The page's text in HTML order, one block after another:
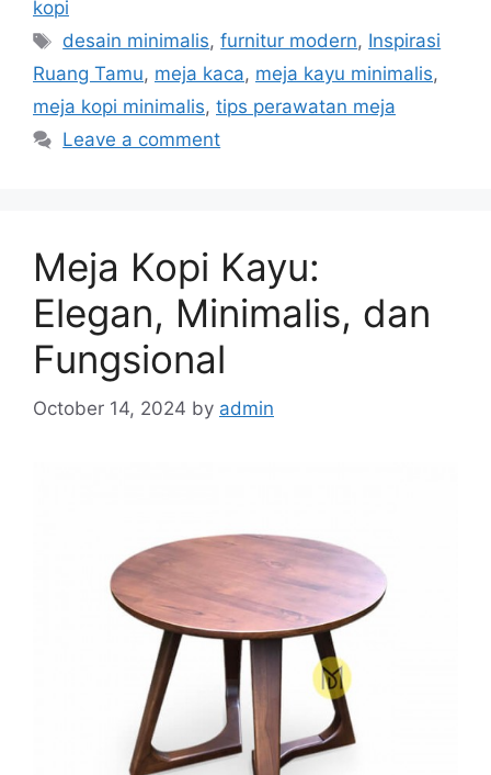
kopi
Tags
desain minimalis,furnitur modern, Inspirasi
Ruang Tamu, meja kaca, meja kayu minimalis,
meja kopi minimalis, tips perawatan meja
Leave a comment
Meja Kopi Kayu:
Elegan, Minimalis, dan
Fungsional
October 14, 2024 by admin